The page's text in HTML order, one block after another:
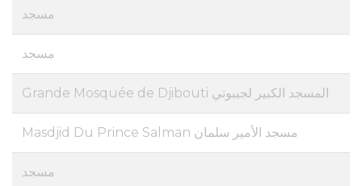
مسجد
مسجد
Grande Mosquée de Djibouti المسجد الكبير لجيبوتي
Masdjid Du Prince Salman مسجد الأمير سلمان
مسجد